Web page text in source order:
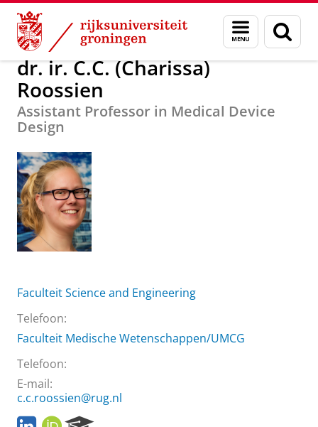
Skip
Content
Skip
Navigation
Menu
en
zoeken
Over ons dr. ir. C.C. (Charissa) Roossien
dr. ir. C.C. (Charissa)
Roossien
Assistant Professor in Medical Device
Design
Faculteit Science and Engineering
Telefoon:
Faculteit Medische Wetenschappen/UMCG
Telefoon:
E-mail:
c.c.roossien@rug.nl
L
O